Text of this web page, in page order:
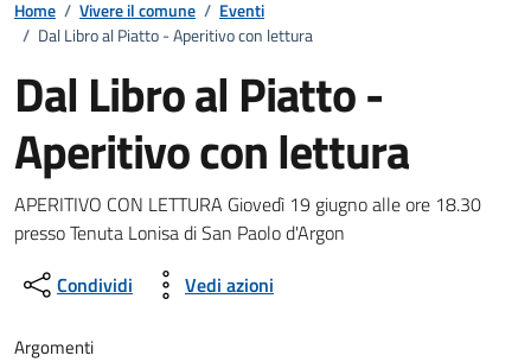
Home / Vivere il comune / Eventi
/ Dal Libro al Piatto - Aperitivo con lettura
Dal Libro al Piatto -
Aperitivo con lettura
Dettagli della notizia
APERITIVO CON LETTURA Giovedì 19 giugno alle ore 18.30
presso Tenuta Lonisa di San Paolo d'Argon
Condividi
Vedi azioni
Argomenti